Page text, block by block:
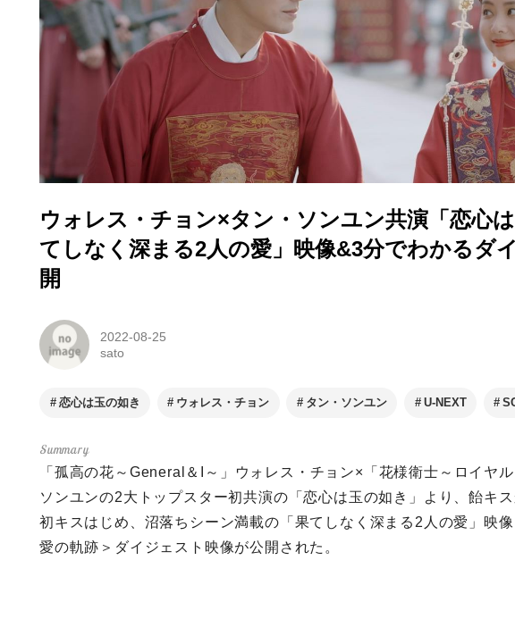
ウォレス・チョン×タン・ソンユン共演「恋心
てしなく深まる2人の愛」映像&3分でわかるダ
開
2022-08-25
sato
恋心は玉の如き ウォレス・チョン タン・ソンユン U-NEXT
「孤高の花～General＆I～」ウォレス・チョン×「花様衛士～ロイヤ
ソンユンの2大トップスター初共演の「恋心は玉の如き」より、飴キ
初キスはじめ、沼落ちシーン満載の「果てしなく深まる2人の愛」映
愛の軌跡＞ダイジェスト映像が公開された。